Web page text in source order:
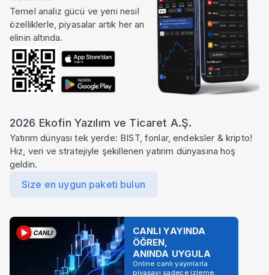
Temel analiz gücü ve yeni nesil
özelliklerle, piyasalar artık her an
elinin altında.
2026 Ekofin Yazılım ve Ticaret A.Ş.
Yatırım dünyası tek yerde: BIST, fonlar, endeksler & kripto!
Hız, veri ve stratejiyle şekillenen yatırım dünyasına hoş
geldin.
Size en uygun paketi bulun
CANLI YAYINDA
ÖĞREN,
ANINDA UYGULA
Online canlı yayınlarla
piyasayı sadece izleme,